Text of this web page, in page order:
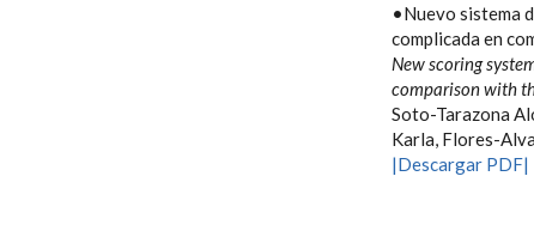
•Nuevo sistema
complicada en
New scoring
comparison with
Soto-Tarazona
Karla, Flores-
|Descargar PDF|